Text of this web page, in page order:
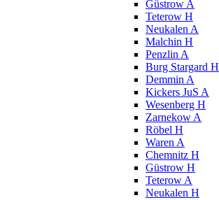
Güstrow A
Teterow H
Neukalen A
Malchin H
Penzlin A
Burg Stargard H
Demmin A
Kickers JuS A
Wesenberg H
Zarnekow A
Röbel H
Waren A
Chemnitz H
Güstrow H
Teterow A
Neukalen H